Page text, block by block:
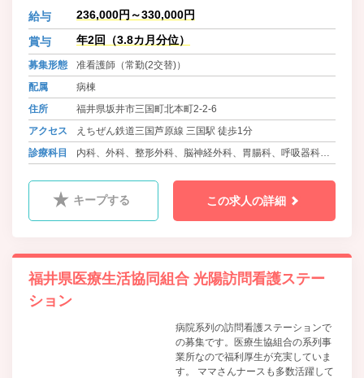
す。
給与 236,000円～330,000円
賞与 年2回（3.8カ月分位）
募集形態
准看護師（常勤(2交替)）
配属
病棟
住所
福井県坂井市三国町北本町2-2-6
アクセス
えちぜん鉄道三国芦原線 三国駅 徒歩1分
診療科目
内科、外科、整形外科、脳神経外科、胃腸科、呼吸器科、
科、ﾘﾊﾋﾞﾘﾃｰｼｮﾝ科、放射線科
キープする この求人の詳細
福井県医療生活協同組合 光陽訪問看護ステー
ション
病院系列の訪問看護ステーションで
の募集です。医療生協組合の系列事
業所なので福利厚生が充実していま
す。 ママさんナースも多数活躍して